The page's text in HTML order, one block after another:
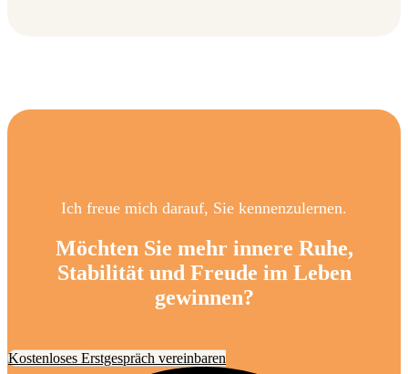
Ich freue mich darauf, Sie kennenzulernen.
Möchten Sie mehr innere Ruhe,
Stabilität und Freude im Leben
gewinnen?
Kostenloses Erstgespräch vereinbaren